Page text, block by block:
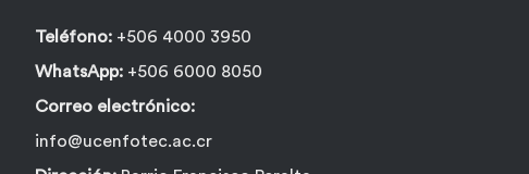
Teléfono: +506 4000 3950
WhatsApp: +506 6000 8050
Correo electrónico:
info@ucenfotec.ac.cr